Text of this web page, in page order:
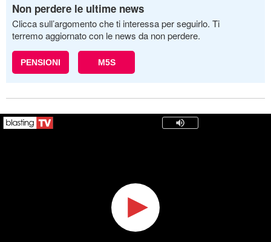
Non perdere le ultime news
Clicca sull’argomento che ti interessa per seguirlo. Ti
terremo aggiornato con le news da non perdere.
PENSIONI M5S